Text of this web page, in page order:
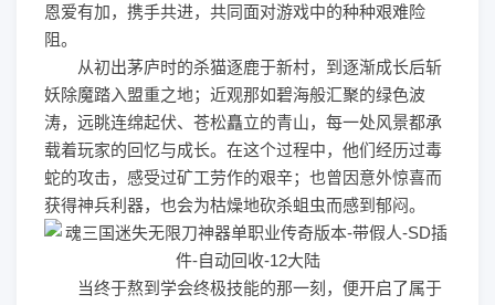
恩爱有加，携手共进，共同面对游戏中的种种艰难险
阻。
从初出茅庐时的杀猫逐鹿于新村，到逐渐成长后斩
妖除魔踏入盟重之地；近观那如碧海般汇聚的绿色波
涛，远眺连绵起伏、苍松矗立的青山，每一处风景都承
载着玩家的回忆与成长。在这个过程中，他们经历过毒
蛇的攻击，感受过矿工劳作的艰辛；也曾因意外惊喜而
获得神兵利器，也会为枯燥地砍杀蛆虫而感到郁闷。
当终于熬到学会终极技能的那一刻，便开启了属于